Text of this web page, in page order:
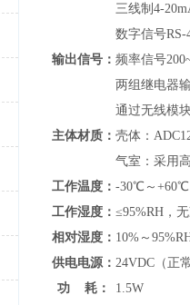
输出信号：
三线制4-
数字信号RS-
频率信号
两组继电器
通过无线模
主体材质： 壳体：
气室：采用
工作温度： -30℃～+60℃
工作湿度： ≤95%RH，
相对湿度： 10%～
供电电源： 24VDC（正
功 耗：
1.5W